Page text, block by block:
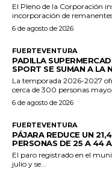
El Pleno de la Corporación
incorporación de remanentes
6 de agosto de 2026
FUERTEVENTURA
PADILLA
SPORT SE SUMAN A LA
La temporada 2026-2027
cerca de 300 personas
6 de agosto de 2026
FUERTEVENTURA
PÁJARA REDUCE UN
PERSONAS DE 25 A 44
El paro registrado en el
julio y se...